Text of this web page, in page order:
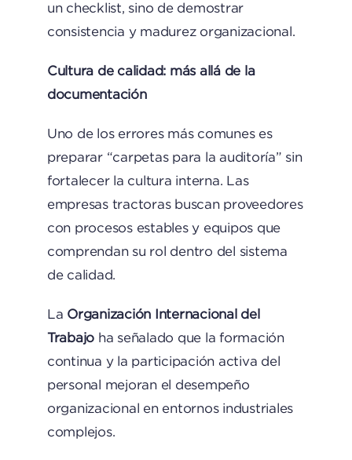
un checklist, sino de demostrar
consistencia y madurez organizacional.
Cultura de calidad: más allá de la
documentación
Uno de los errores más comunes es
preparar “carpetas para la auditoría” sin
fortalecer la cultura interna. Las
empresas tractoras buscan proveedores
con procesos estables y equipos que
comprendan su rol dentro del sistema
de calidad.
La Organización Internacional del
Trabajo ha señalado que la formación
continua y la participación activa del
personal mejoran el desempeño
organizacional en entornos industriales
complejos.